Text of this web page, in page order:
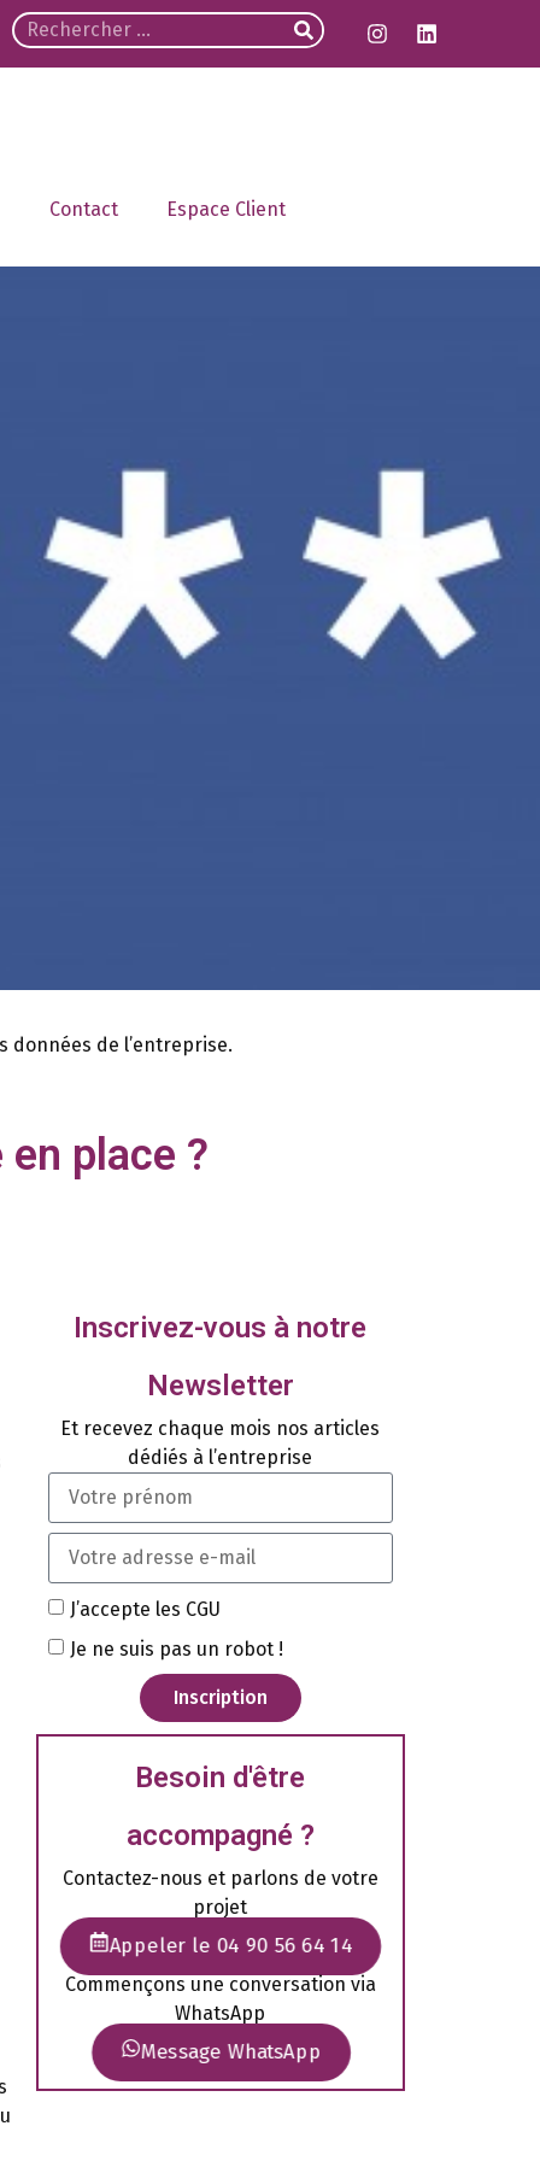
Contact Espace Client
données de l’entreprise.
place ?
Inscrivez-vous à notre
Newsletter
Et recevez chaque mois nos articles
dédiés à l’entreprise
J’accepte les CGU
Je ne suis pas un robot !
Inscription
Besoin d'être
accompagné ?
Contactez-nous et parlons de votre
projet
Appeler le 04 90 56 64 14
Commençons une conversation via
WhatsApp
Message WhatsApp